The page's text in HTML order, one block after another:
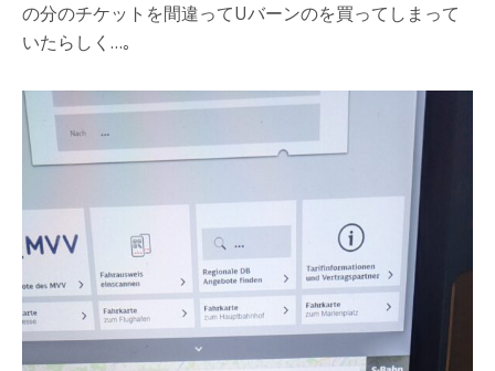
の分のチケットを間違ってUバーンのを買ってしまって
いたらしく…｡